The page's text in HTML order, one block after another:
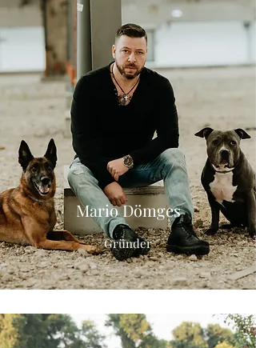
Mario Dömges
Gründer